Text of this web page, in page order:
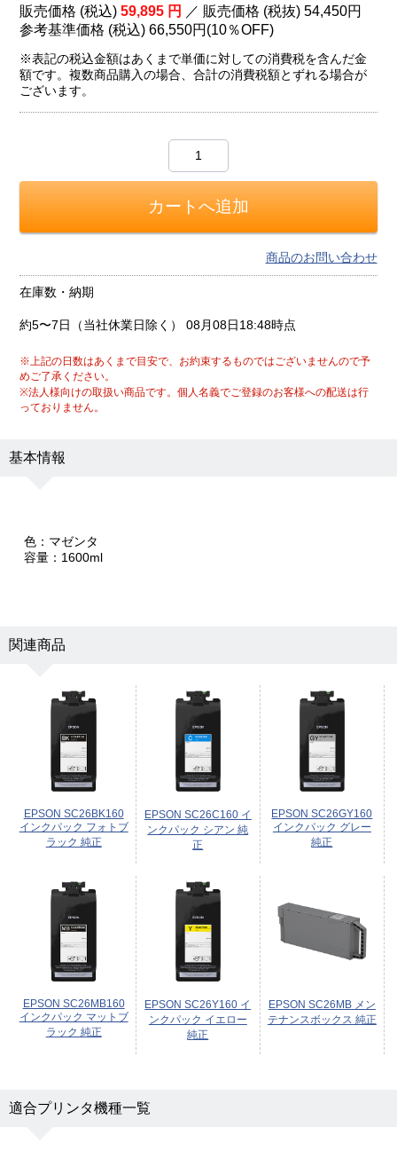
販売価格 (税込)59,895 円 ／ 販売価格 (税抜)54,450円
参考基準価格 (税込)66,550円 (10％OFF)
※表記の税込金額はあくまで単価に対しての消費税を含んだ金
額です。複数商品購入の場合、合計の消費税額とずれる場合が
ございます。
商品のお問い合わせ
在庫数・納期
約5〜7日（当社休業日除く） 08月08日18:48時点
※上記の日数はあくまで目安で、お約束するものではございませんので予
めご了承ください。
※法人様向けの取扱い商品です。個人名義でご登録のお客様への配送は行
っておりません。
基本情報
色：マゼンタ
容量：1600ml
関連商品
EPSON SC26BK160
インクパック フォトブ
ラック 純正
EPSON SC26C160 イ
ンクパック シアン 純
正
EPSON SC26GY160
インクパック グレー
純正
EPSON SC26MB160
インクパック マットブ
ラック 純正
EPSON SC26Y160 イ
ンクパック イエロー
純正
EPSON SC26MB メン
テナンスボックス 純正
適合プリンタ機種一覧